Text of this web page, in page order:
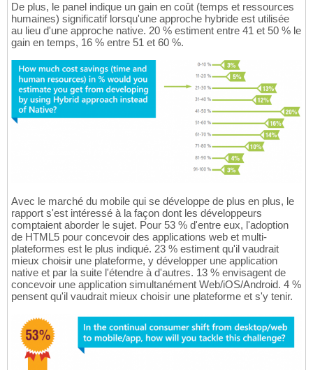
De plus, le panel indique un gain en coût (temps et ressources
humaines) significatif lorsqu'une approche hybride est utilisée
au lieu d'une approche native. 20 % estiment entre 41 et 50 % le
gain en temps, 16 % entre 51 et 60 %.
Avec le marché du mobile qui se développe de plus en plus, le
rapport s'est intéressé à la façon dont les développeurs
comptaient aborder le sujet. Pour 53 % d'entre eux, l'adoption
de HTML5 pour concevoir des applications web et multi-
plateformes est le plus indiqué. 23 % estiment qu'il vaudrait
mieux choisir une plateforme, y développer une application
native et par la suite l'étendre à d'autres. 13 % envisagent de
concevoir une application simultanément Web/iOS/Android. 4 %
pensent qu'il vaudrait mieux choisir une plateforme et s'y tenir.